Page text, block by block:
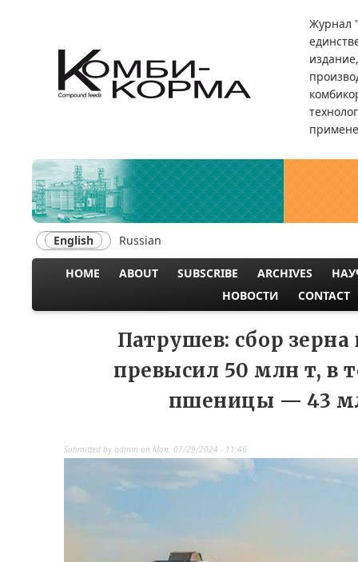
Журнал
English Russian
MAIN
HOME ABOUT SUBSCRIBE ARCHIVES
НОВОСТИ
CONTACT
Патрушев: сбор
превысил 50 млн т, в
пшеницы — 43
Submitted by admin on Mon, 07/29/2024 - 11:46